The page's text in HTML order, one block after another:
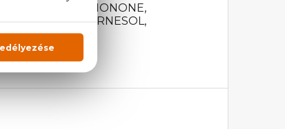
ISOMETHYL IONONE,
LIMONENE, FARNESOL,